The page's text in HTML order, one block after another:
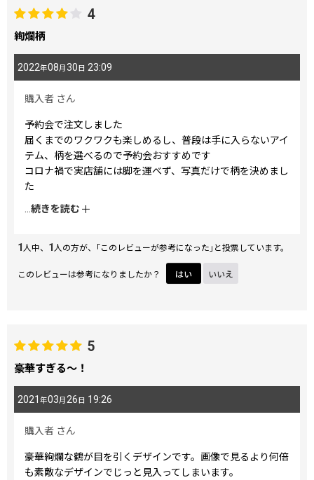
4
絢爛柄
2022年08月 30 日 23:09
購入者 さん
予約会で注文しました
届くまでのワクワクも楽しめるし、普段は手に入らないアイ
テム、柄を選べるので予約会おすすめです
コロナ禍で実店舗には脚を運べず、写真だけで柄を決めまし
た
実際に見たカローブラックは、写真よりも少し明るめの色合
い（ブラックよりもグレーの部分が多い印象）ですが、柄は
がま口長財布は想像よりひと回り大きく、存在感あります
文庫革を楽しむにはとても良いです
発送連絡も丁寧で安心して受け取る事ができました
続きを読む
1人中、 1人の方が、｢このレビューが参考になった｣と投票しています。
このレビューは参考になりましたか？ はい いいえ
5
豪華すぎる〜！
2021 年03月 26 日 19:26
購入者 さん
豪華絢爛な鶴が目を引くデザインです。画像で見るより何倍
も素敵なデザインでじっと見入ってしまいます。